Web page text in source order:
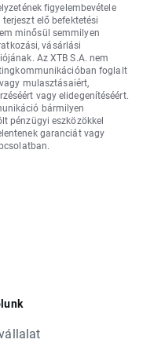
figyelembevétele
elő befektetési
minősül semmilyen
vásárlási
Az XTB S.A. nem
foglalt
mulasztásaiért,
vagy elidegenítéséért.
bármilyen
pénzügyi eszközökkel
garanciát vagy